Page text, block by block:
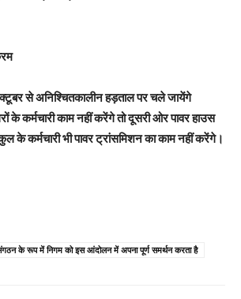
से अनिश्चितकालीन हड़ताल पर चले जायेंगे
के कर्मचारी काम नहीं करेंगे तो दूसरी ओर पावर हाउस
के कर्मचारी भी पावर ट्रांसमिशन का काम नहीं करेंगे।
संगठन के रूप में निगम को इस आंदोलन में अपना पूर्ण समर्थन करता है